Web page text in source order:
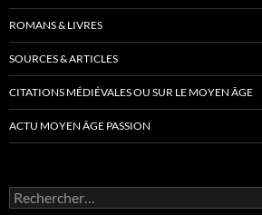
ROMANS & LIVRES
SOURCES & ARTICLES
CITATIONS MÉDIÉVALES OU SUR LE MOYEN ÂGE
ACTU MOYEN ÂGE PASSION
Rechercher :